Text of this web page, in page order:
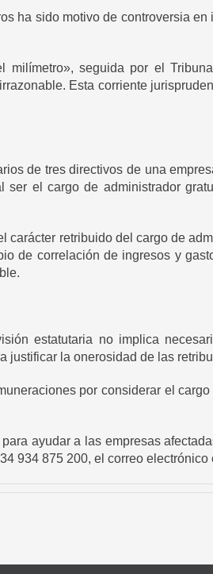
ha sido motivo de controversia
seguida por el
Esta corriente
de tres directivos de una
el cargo de administrador
carácter retribuido del cargo de
de correlación de ingresos y
estatutaria no implica
la onerosidad de las
por considerar el
ayudar a las empresas
934 875 200, el correo